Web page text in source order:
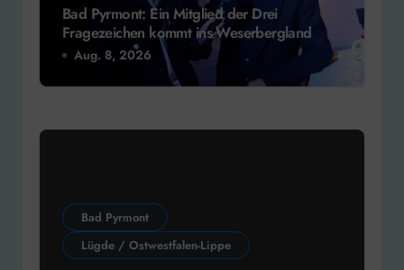
Bad Pyrmont: Ein Mitglied der Drei
Fragezeichen kommt ins Weserbergland
Aug. 8, 2026
Bad Pyrmont
Lügde / Ostwestfalen-Lippe